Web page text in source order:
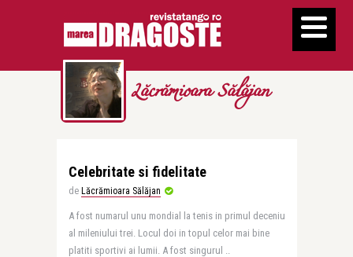
Lăcrămioara Sălăjan
Celebritate si fidelitate
de Lăcrămioara Sălăjan
A fost numarul unu mondial la tenis in primul deceniu
al mileniului trei. Locul doi in topul celor mai bine
platiti sportivi ai lumii. A fost singurul ..